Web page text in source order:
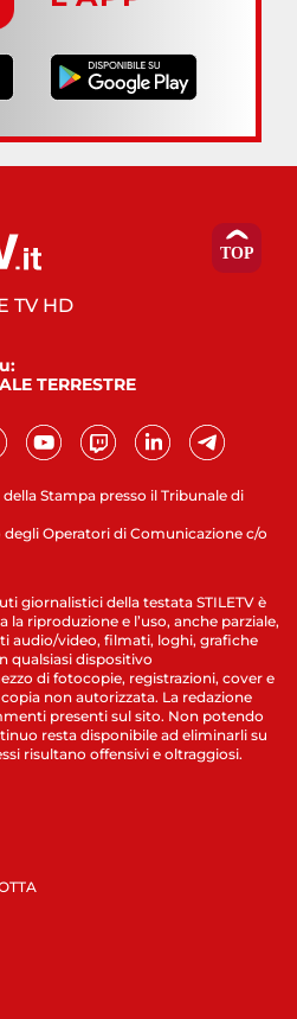
Stampa presso il Tribunale di
Operatori di Comunicazione c/o
TV HD
TERRESTRE
giornalistici della testata STILETV è
la riproduzione e l’uso, anche parziale,
audio/video, filmati, loghi, grafiche
qualsiasi dispositivo
di fotocopie, registrazioni, cover e
non autorizzata. La redazione
presenti sul sito. Non potendo
resta disponibile ad eliminarli su
risultano offensivi e oltraggiosi.